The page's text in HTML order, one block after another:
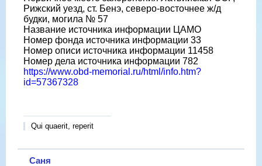
Рижский уезд, ст. Бенэ, северо-восточнее ж/д
будки, могила № 57
Название источника информации ЦАМО
Номер фонда источника информации 33
Номер описи источника информации 11458
Номер дела источника информации 782
https://www.obd-memorial.ru/html/info.htm?
id=57367328
Qui quaerit, reperit
Саня